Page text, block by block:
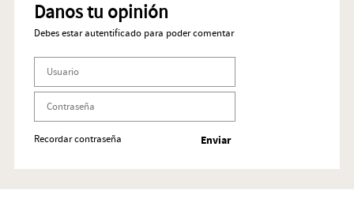
Danos tu opinión
Debes estar autentificado para poder comentar
Recordar contraseña